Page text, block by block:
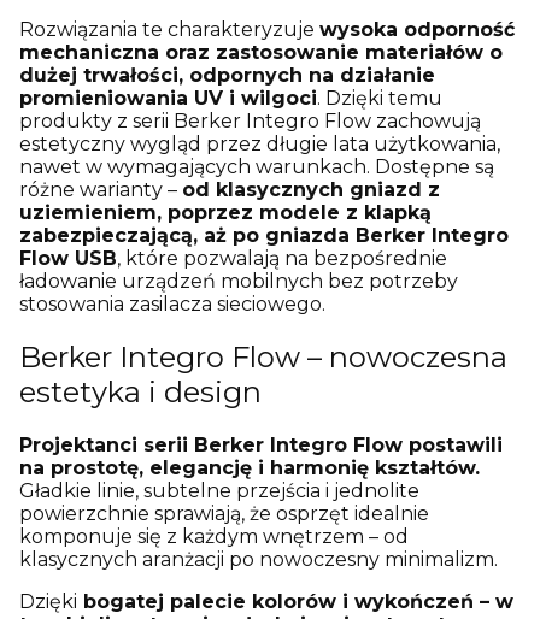
Rozwiązania te charakteryzuje wysoka odporność
mechaniczna oraz zastosowanie materiałów o
dużej trwałości, odpornych na działanie
promieniowania UV i wilgoci. Dzięki temu
produkty z serii Berker Integro Flow zachowują
estetyczny wygląd przez długie lata użytkowania,
nawet w wymagających warunkach. Dostępne są
różne warianty – od klasycznych gniazd z
uziemieniem, poprzez modele z klapką
zabezpieczającą, aż po gniazda Berker Integro
Flow USB, które pozwalają na bezpośrednie
ładowanie urządzeń mobilnych bez potrzeby
stosowania zasilacza sieciowego.
Berker Integro Flow – nowoczesna
estetyka i design
Projektanci serii Berker Integro Flow postawili
na prostotę, elegancję i harmonię kształtów.
Gładkie linie, subtelne przejścia i jednolite
powierzchnie sprawiają, że osprzęt idealnie
komponuje się z każdym wnętrzem – od
klasycznych aranżacji po nowoczesny minimalizm.
Dzięki bogatej palecie kolorów i wykończeń – w